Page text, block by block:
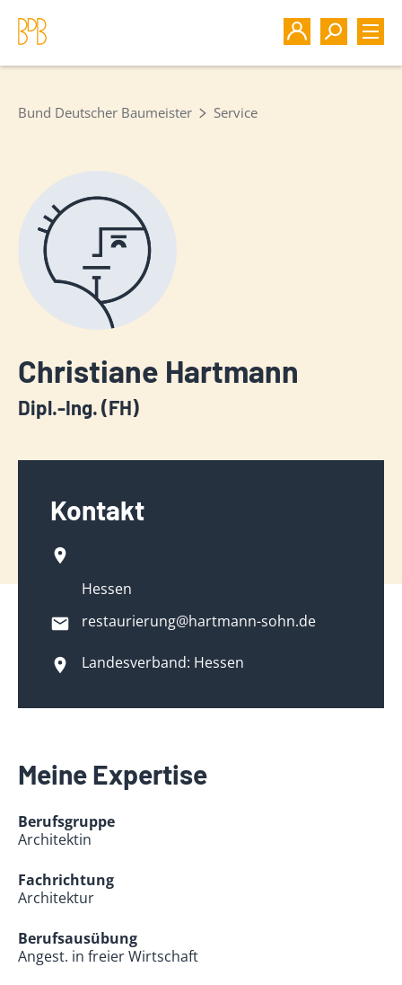
Bund Deutscher Baumeister Service
Christiane Hartmann
Dipl.-Ing. (FH)
Kontakt
Hessen
restaurierung@hartmann-sohn.de
Landesverband: Hessen
Meine Expertise
Berufsgruppe
Architektin
Fachrichtung
Architektur
Berufsausübung
Angest. in freier Wirtschaft